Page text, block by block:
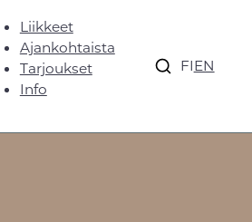
Liikkeet
Ajankohtaista
Tarjoukset
Info
FIEN